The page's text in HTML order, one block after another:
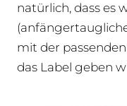
natürlich, dass es
mit der
das Label geben